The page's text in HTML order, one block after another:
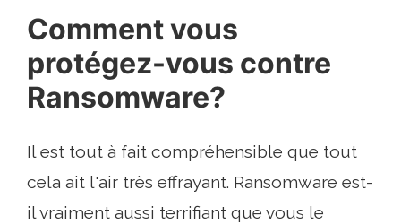
Comment vous
protégez-vous contre
Ransomware?
Il est tout à fait compréhensible que tout
cela ait l'air très effrayant. Ransomware est-
il vraiment aussi terrifiant que vous le